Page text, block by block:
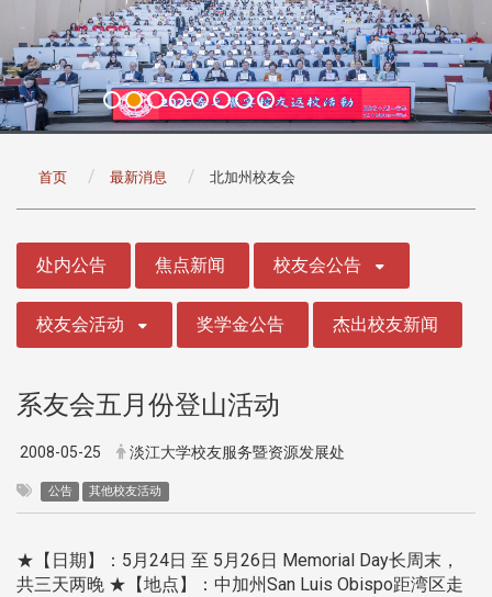
首页 最新消息 北加州校友会
处内公告 焦点新闻 校友会公告
校友会活动 奖学金公告 杰出校友新闻
系友会五月份登山活动
2008-05-25 淡江大学校友服务暨资源发展处
公告 其他校友活动
★【日期】：5月24日 至 5月26日 Memorial Day长周末，
共三天两晚 ★【地点】：中加州San Luis Obispo距湾区走